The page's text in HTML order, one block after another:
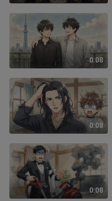
0:08
0:08
0:08